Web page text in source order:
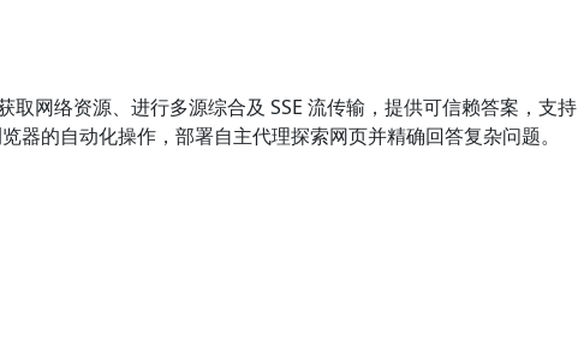
网络资源、进行多源综合及 SSE 流传输，提供可信赖答案，支持
的自动化操作，部署自主代理探索网页并精确回答复杂问题。